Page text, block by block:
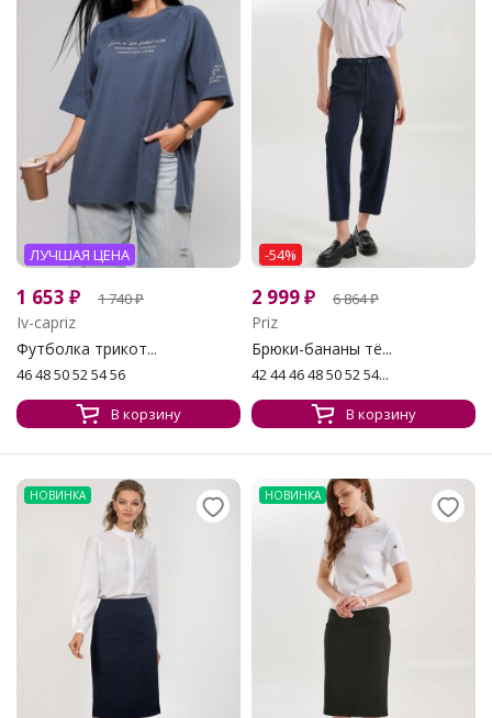
ЛУЧШАЯ ЦЕНА
1 653 ₽ 1 740₽
Iv-capriz
Футболка трикот...
46 48 50 52 54 56
В корзину
-54%
2 999₽ 6 864₽
Priz
Брюки-бананы тё...
42 44 46 48 50 52 54...
В корзину
НОВИНКА НОВИНКА